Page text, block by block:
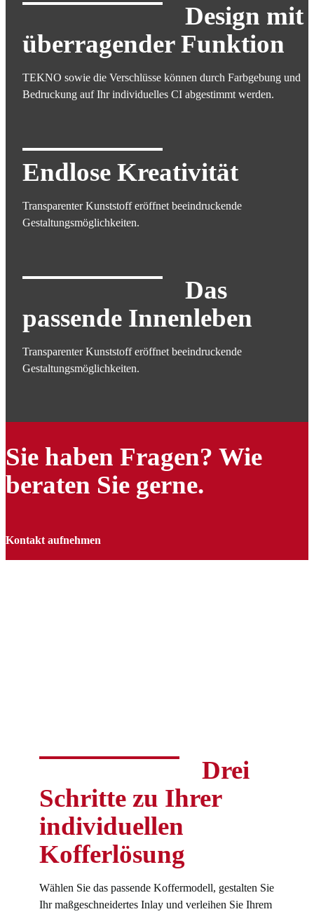
Design mit
überragender Funktion
TEKNO sowie die Verschlüsse können durch Farbgebung und
Bedruckung auf Ihr individuelles CI abgestimmt werden.
Endlose Kreativität
Transparenter Kunststoff eröffnet beeindruckende
Gestaltungsmöglichkeiten.
Das
passende Innenleben
Transparenter Kunststoff eröffnet beeindruckende
Gestaltungsmöglichkeiten.
Sie haben Fragen? Wie
beraten Sie gerne.
Kontakt aufnehmen
Drei
Schritte zu Ihrer
individuellen
Kofferlösung
Wählen Sie das passende Koffermodell, gestalten Sie
Ihr maßgeschneidertes Inlay und verleihen Sie Ihrem